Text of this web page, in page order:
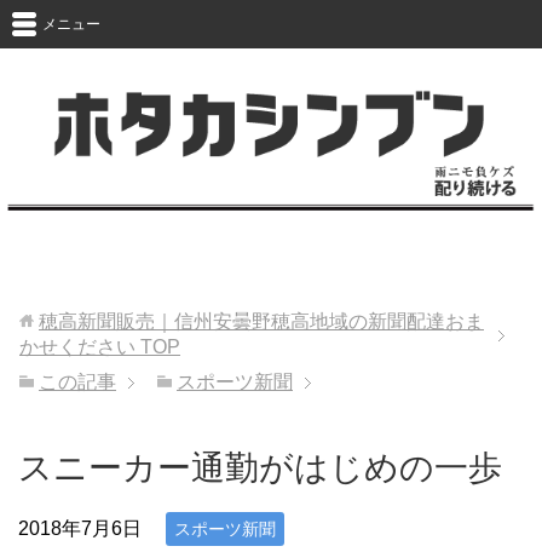
メニュー
穂高新聞販売｜信州安曇野穂高地域の新聞配達おま
かせください TOP
この記事
スポーツ新聞
スニーカー通勤がはじめの一歩
2018年7月6日 スポーツ新聞